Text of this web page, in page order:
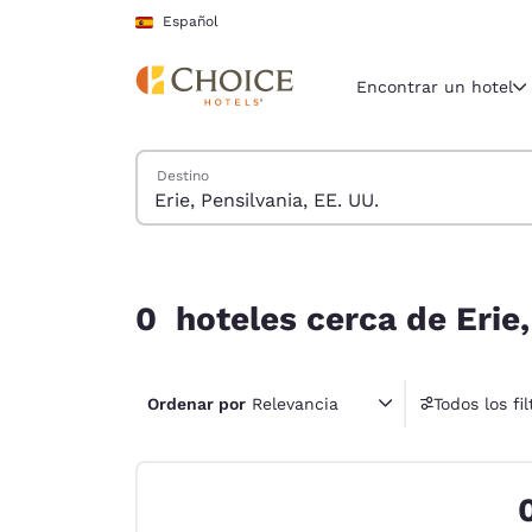
Saltar A Contenido Principal
Español
Región y
América
English
Encontrar un hotel
Buscar hoteles
Destino
0 hoteles cerca de
Ordenar por Relevancia Todos los
1